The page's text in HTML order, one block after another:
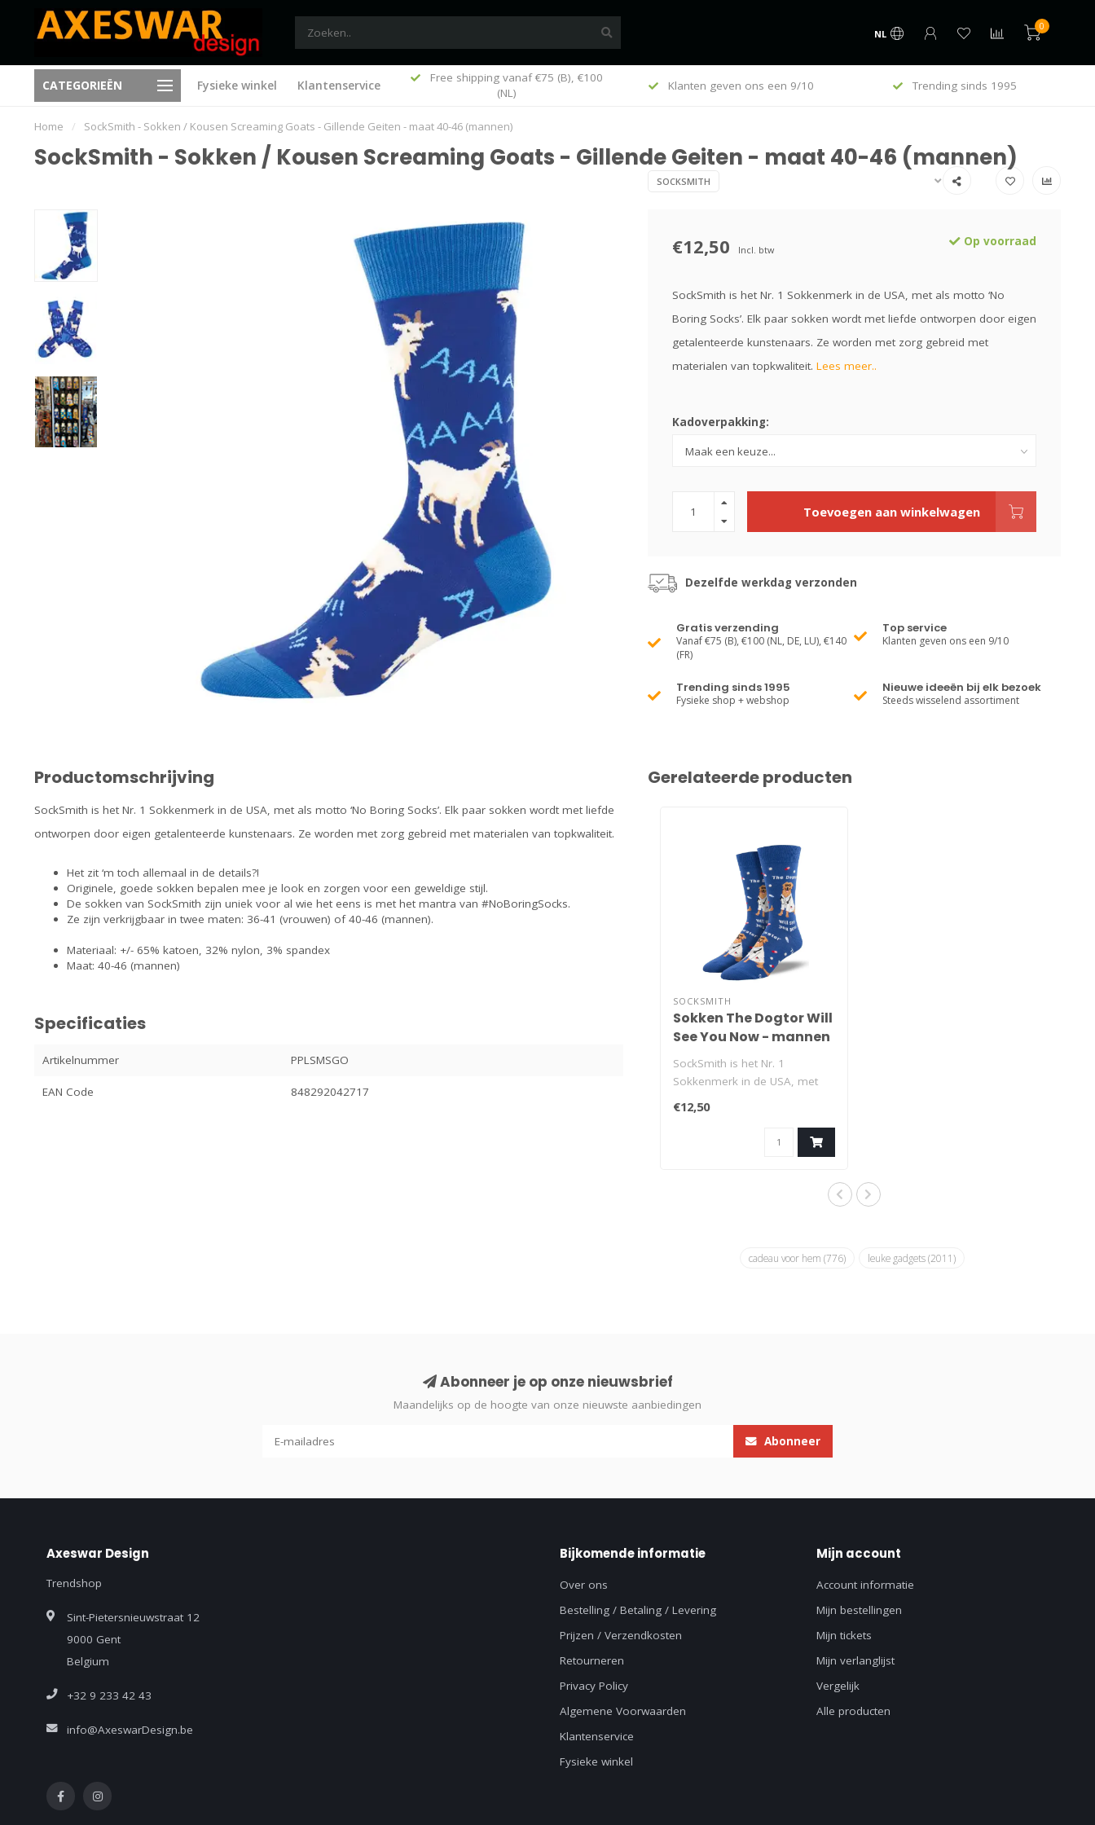
NL
0
CATEGORIEËN Fysieke winkel Klantenservice
Trending sinds 1995 Nieuwe ideeën bij elk bezoek
Free shipping vanaf €75 (B), €100
(NL)
Klanten geven ons een 9/10 Trending sinds 1995
Home / SockSmith - Sokken / Kousen Screaming Goats - Gillende Geiten - maat 40-46 (mannen)
SockSmith - Sokken / Kousen Screaming Goats - Gillende Geiten - maat 40-46 (mannen)
SOCKSMITH
€12,50 Incl. btw
Op voorraad
SockSmith is het Nr. 1 Sokkenmerk in de USA, met als motto ‘No
Boring Socks’. Elk paar sokken wordt met liefde ontworpen door eigen
getalenteerde kunstenaars. Ze worden met zorg gebreid met
materialen van topkwaliteit. Lees meer..
Kadoverpakking:
Toevoegen aan winkelwagen
Dezelfde werkdag verzonden
Gratis verzending
Vanaf €75 (B), €100 (NL, DE, LU), €140
(FR)
Top service
Klanten geven ons een 9/10
Trending sinds 1995
Fysieke shop + webshop
Nieuwe ideeën bij elk bezoek
Steeds wisselend assortiment
Productomschrijving
SockSmith is het Nr. 1 Sokkenmerk in de USA, met als motto ‘No Boring Socks’. Elk paar sokken wordt met liefde
ontworpen door eigen getalenteerde kunstenaars. Ze worden met zorg gebreid met materialen van topkwaliteit.
Het zit ‘m toch allemaal in de details?!
Originele, goede sokken bepalen mee je look en zorgen voor een geweldige stijl.
De sokken van SockSmith zijn uniek voor al wie het eens is met het mantra van #NoBoringSocks.
Ze zijn verkrijgbaar in twee maten: 36-41 (vrouwen) of 40-46 (mannen).
Materiaal: +/- 65% katoen, 32% nylon, 3% spandex
Maat: 40-46 (mannen)
Specificaties
Artikelnummer PPLSMSGO
EAN Code 848292042717
Gerelateerde producten
SOCKSMITH
Sokken The Dogtor Will
See You Now - mannen
SockSmith is het Nr. 1
Sokkenmerk in de USA, met
€12,50
cadeau voor hem (776) leuke gadgets(2011)
Abonneer je op onze nieuwsbrief
Maandelijks op de hoogte van onze nieuwste aanbiedingen
Abonneer
Axeswar Design
Trendshop
Sint-Pietersnieuwstraat 12
9000 Gent
Belgium
+32 9 233 42 43
info@AxeswarDesign.be
Bijkomende informatie
Over ons
Bestelling / Betaling / Levering
Prijzen / Verzendkosten
Retourneren
Privacy Policy
Algemene Voorwaarden
Klantenservice
Fysieke winkel
Mijn account
Account informatie
Mijn bestellingen
Mijn tickets
Mijn verlanglijst
Vergelijk
Alle producten